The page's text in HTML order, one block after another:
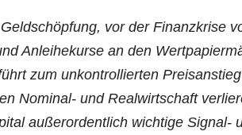
vor der Finanz­kri­se
Anlei­he­kur­se an den
zum unkon­trol­lier­ten
Nomi­nal- und Real­wirt­schaft
außer­or­dent­lich wich­ti­ge Signal-